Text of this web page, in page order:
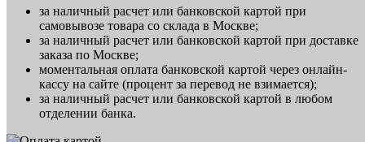
за наличный расчет или банковской картой при
самовывозе товара со склада в Москве;
за наличный расчет или банковской картой при доставке
заказа по Москве;
моментальная оплата банковской картой через онлайн-
кассу на сайте (процент за перевод не взимается);
за наличный расчет или банковской картой в любом
отделении банка.